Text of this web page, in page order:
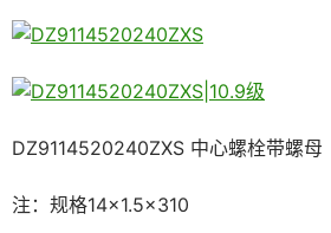
DZ9114520240ZXS 中心螺栓带螺母
注：规格14×1.5×310